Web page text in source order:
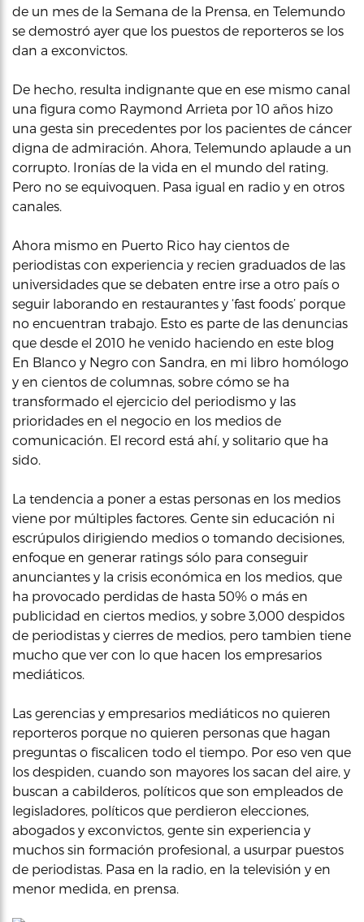
de un mes de la Semana de la Prensa, en Telemundo
se demostró ayer que los puestos de reporteros se los
dan a exconvictos.
De hecho, resulta indignante que en ese mismo canal
una figura como Raymond Arrieta por 10 años hizo
una gesta sin precedentes por los pacientes de cáncer
digna de admiración. Ahora, Telemundo aplaude a un
corrupto. Ironías de la vida en el mundo del rating.
Pero no se equivoquen. Pasa igual en radio y en otros
canales.
Ahora mismo en Puerto Rico hay cientos de
periodistas con experiencia y recien graduados de las
universidades que se debaten entre irse a otro país o
seguir laborando en restaurantes y ‘fast foods’ porque
no encuentran trabajo. Esto es parte de las denuncias
que desde el 2010 he venido haciendo en este blog
En Blanco y Negro con Sandra, en mi libro homólogo
y en cientos de columnas, sobre cómo se ha
transformado el ejercicio del periodismo y las
prioridades en el negocio en los medios de
comunicación. El record está ahí, y solitario que ha
sido.
La tendencia a poner a estas personas en los medios
viene por múltiples factores. Gente sin educación ni
escrúpulos dirigiendo medios o tomando decisiones,
enfoque en generar ratings sólo para conseguir
anunciantes y la crisis económica en los medios, que
ha provocado perdidas de hasta 50% o más en
publicidad en ciertos medios, y sobre 3,000 despidos
de periodistas y cierres de medios, pero tambien tiene
mucho que ver con lo que hacen los empresarios
mediáticos.
Las gerencias y empresarios mediáticos no quieren
reporteros porque no quieren personas que hagan
preguntas o fiscalicen todo el tiempo. Por eso ven que
los despiden, cuando son mayores los sacan del aire, y
buscan a cabilderos, políticos que son empleados de
legisladores, políticos que perdieron elecciones,
abogados y exconvictos, gente sin experiencia y
muchos sin formación profesional, a usurpar puestos
de periodistas. Pasa en la radio, en la televisión y en
menor medida, en prensa.